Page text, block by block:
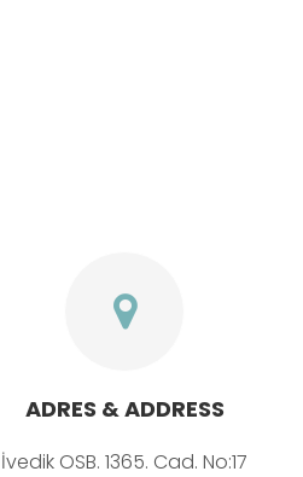
ADRES & ADDRESS
İvedik OSB. 1365. Cad. No:17